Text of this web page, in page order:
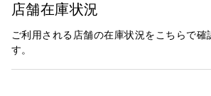
店舗在庫状況
ご利用される店舗の在庫状況をこちらで確
す。